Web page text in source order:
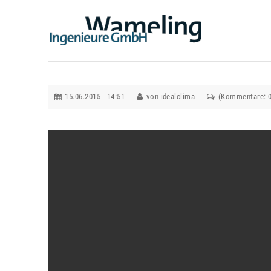
15.06.2015 - 14:51 von idealclima (Kommentare: